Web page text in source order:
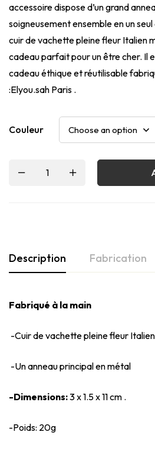
accessoire dispose d’un grand
soigneusement ensemble en un
cuir de vachette pleine fleur Italien
cadeau parfait pour un être cher. Il
cadeau éthique et réutilisable
:Elyou.sah Paris .
Couleur
Description Fabrication
Fabriqué à la main
-Cuir de vachette pleine fleur
-Un anneau principal en métal
-Dimensions:3 x 1.5 x 11 cm .
-Poids: 20g